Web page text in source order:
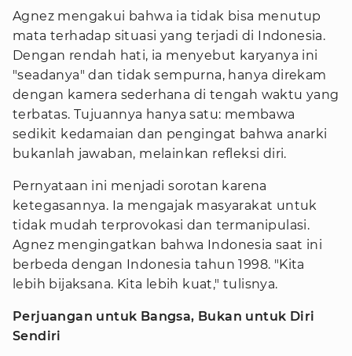
Agnez mengakui bahwa ia tidak bisa menutup
mata terhadap situasi yang terjadi di Indonesia.
Dengan rendah hati, ia menyebut karyanya ini
"seadanya" dan tidak sempurna, hanya direkam
dengan kamera sederhana di tengah waktu yang
terbatas. Tujuannya hanya satu: membawa
sedikit kedamaian dan pengingat bahwa anarki
bukanlah jawaban, melainkan refleksi diri.
Pernyataan ini menjadi sorotan karena
ketegasannya. Ia mengajak masyarakat untuk
tidak mudah terprovokasi dan termanipulasi.
Agnez mengingatkan bahwa Indonesia saat ini
berbeda dengan Indonesia tahun 1998. "Kita
lebih bijaksana. Kita lebih kuat," tulisnya.
Perjuangan untuk Bangsa, Bukan untuk Diri
Sendiri